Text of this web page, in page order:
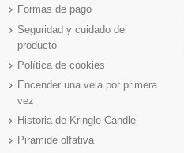
Formas de pago
Seguridad y cuidado del
producto
Política de cookies
Encender una vela por primera
vez
Historia de Kringle Candle
Piramide olfativa